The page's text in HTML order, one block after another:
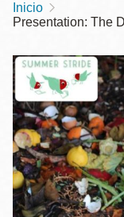
de
ayuda
a
la
Inicio
Presentation: The